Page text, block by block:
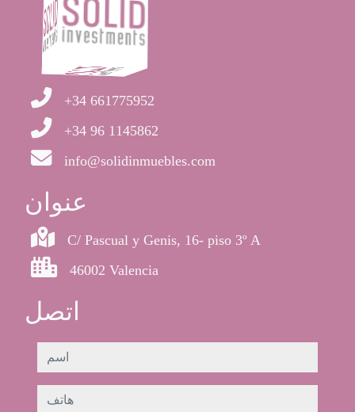
+34 661775952
+34 96 1145862
info@solidinmuebles.com
عنوان
C/ Pascual y Genis, 16- piso 3º A
46002 Valencia
اتصل
هاتف